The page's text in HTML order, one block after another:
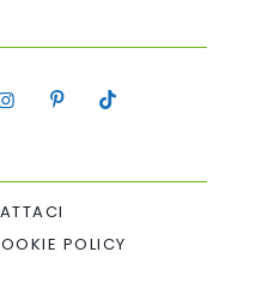
POLICY